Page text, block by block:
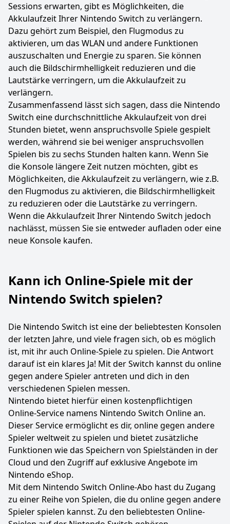
Sessions erwarten, gibt es Möglichkeiten, die
Akkulaufzeit Ihrer Nintendo Switch zu verlängern.
Dazu gehört zum Beispiel, den Flugmodus zu
aktivieren, um das WLAN und andere Funktionen
auszuschalten und Energie zu sparen. Sie können
auch die Bildschirmhelligkeit reduzieren und die
Lautstärke verringern, um die Akkulaufzeit zu
verlängern.
Zusammenfassend lässt sich sagen, dass die Nintendo
Switch eine durchschnittliche Akkulaufzeit von drei
Stunden bietet, wenn anspruchsvolle Spiele gespielt
werden, während sie bei weniger anspruchsvollen
Spielen bis zu sechs Stunden halten kann. Wenn Sie
die Konsole längere Zeit nutzen möchten, gibt es
Möglichkeiten, die Akkulaufzeit zu verlängern, wie z.B.
den Flugmodus zu aktivieren, die Bildschirmhelligkeit
zu reduzieren oder die Lautstärke zu verringern.
Wenn die Akkulaufzeit Ihrer Nintendo Switch jedoch
nachlässt, müssen Sie sie entweder aufladen oder eine
neue Konsole kaufen.
Kann ich Online-Spiele mit der
Nintendo Switch spielen?
Die Nintendo Switch ist eine der beliebtesten Konsolen
der letzten Jahre, und viele fragen sich, ob es möglich
ist, mit ihr auch Online-Spiele zu spielen. Die Antwort
darauf ist ein klares Ja! Mit der Switch kannst du online
gegen andere Spieler antreten und dich in den
verschiedenen Spielen messen.
Nintendo bietet hierfür einen kostenpflichtigen
Online-Service namens Nintendo Switch Online an.
Dieser Service ermöglicht es dir, online gegen andere
Spieler weltweit zu spielen und bietet zusätzliche
Funktionen wie das Speichern von Spielständen in der
Cloud und den Zugriff auf exklusive Angebote im
Nintendo eShop.
Mit dem Nintendo Switch Online-Abo hast du Zugang
zu einer Reihe von Spielen, die du online gegen andere
Spieler spielen kannst. Zu den beliebtesten Online-